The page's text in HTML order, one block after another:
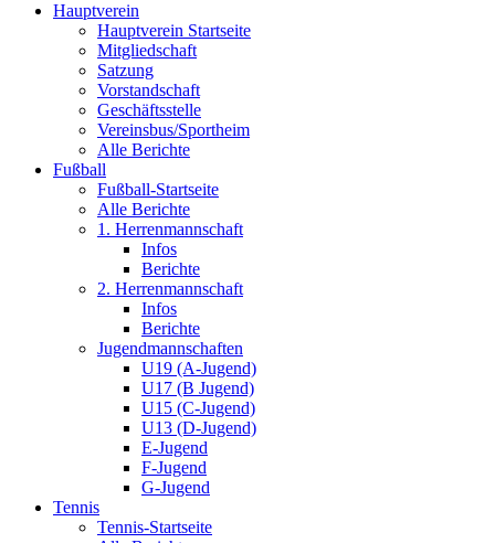
Hauptverein
Hauptverein Startseite
Mitgliedschaft
Satzung
Vorstandschaft
Geschäftsstelle
Vereinsbus/Sportheim
Alle Berichte
Fußball
Fußball-Startseite
Alle Berichte
1. Herrenmannschaft
Infos
Berichte
2. Herrenmannschaft
Infos
Berichte
Jugendmannschaften
U19 (A-Jugend)
U17 (B Jugend)
U15 (C-Jugend)
U13 (D-Jugend)
E-Jugend
F-Jugend
G-Jugend
Tennis
Tennis-Startseite